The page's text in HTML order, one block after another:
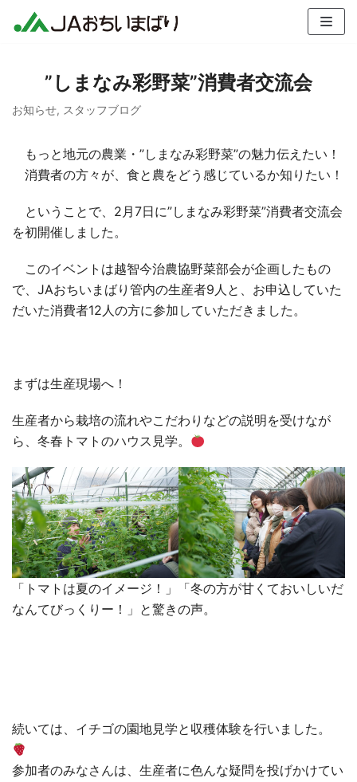
コ
ツ
キ
ッ
プ
”しまなみ彩野菜”消費者交流会
お知らせ, スタッフブログ
もっと地元の農業・”しまなみ彩野菜”の魅力伝えたい！
消費者の方々が、食と農をどう感じているか知りたい！
ということで、2月7日に”しまなみ彩野菜”消費者交流会
を初開催しました。
このイベントは越智今治農協野菜部会が企画したもの
で、JAおちいまばり管内の生産者9人と、お申込していた
だいた消費者12人の方に参加していただきました。
まずは生産現場へ！
生産者から栽培の流れやこだわりなどの説明を受けなが
ら、冬春トマトのハウス見学。
「トマトは夏のイメージ！」「冬の方が甘くておいしいだ
なんてびっくりー！」と驚きの声。
続いては、イチゴの園地見学と収穫体験を行いました。
参加者のみなさんは、生産者に色んな疑問を投げかけてい